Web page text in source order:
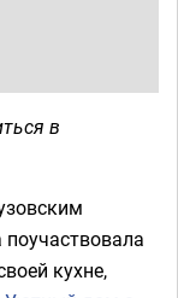
в
кухне,